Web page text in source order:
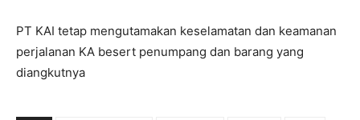
PT KAI tetap mengutamakan keselamatan dan keamanan
perjalanan KA besert penumpang dan barang yang
diangkutnya